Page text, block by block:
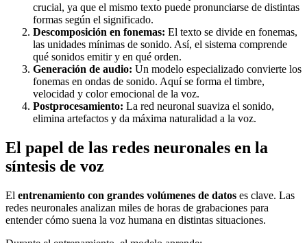
crucial, ya que el mismo texto puede pronunciarse de distintas
formas según el significado.
Descomposición en fonemas: El texto se divide en fonemas,
las unidades mínimas de sonido. Así, el sistema comprende
qué sonidos emitir y en qué orden.
Generación de audio: Un modelo especializado convierte los
fonemas en ondas de sonido. Aquí se forma el timbre,
velocidad y color emocional de la voz.
Postprocesamiento: La red neuronal suaviza el sonido,
elimina artefactos y da máxima naturalidad a la voz.
El papel de las redes neuronales en la
síntesis de voz
El entrenamiento con grandes volúmenes de datos es clave. Las
redes neuronales analizan miles de horas de grabaciones para
entender cómo suena la voz humana en distintas situaciones.